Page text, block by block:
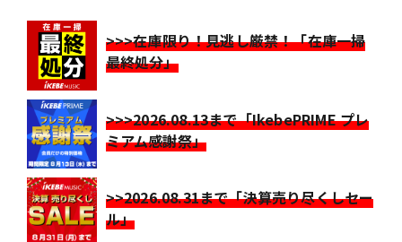
>>>在庫限り！見逃し厳禁！「在庫一掃
最終処分」
>>>2026.08.13まで「IkebePRIME プレ
ミアム感謝祭」
>>2026.08.31まで「決算売り尽くしセー
ル」